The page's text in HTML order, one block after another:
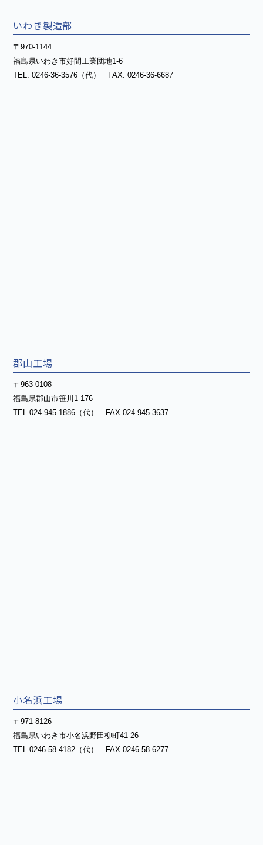
いわき製造部
〒970-1144
福島県いわき市好間工業団地1-6
TEL. 0246-36-3576（代） FAX. 0246-36-6687
郡山工場
〒963-0108
福島県郡山市笹川1-176
TEL 024-945-1886（代） FAX 024-945-3637
小名浜工場
〒971-8126
福島県いわき市小名浜野田柳町41-26
TEL 0246-58-4182（代） FAX 0246-58-6277